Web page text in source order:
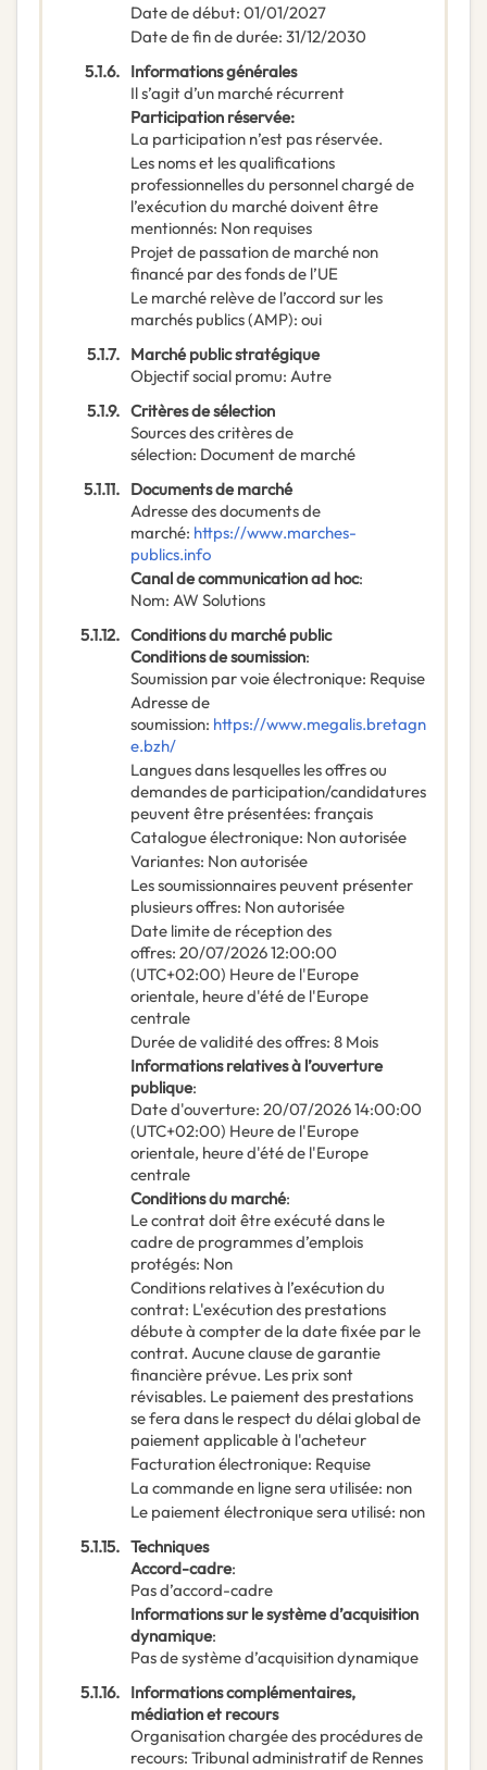
Date de début: 01/01/2027
Date de fin de durée: 31/12/2030
5.1.6. Informations générales
Il s’agit d’un marché récurrent
Participation réservée:
La participation n’est pas réservée.
Les noms et les qualifications
professionnelles du personnel chargé de
l’exécution du marché doivent être
mentionnés: Non requises
Projet de passation de marché non
financé par des fonds de l’UE
Le marché relève de l’accord sur les
marchés publics (AMP): oui
5.1.7. Marché public stratégique
Objectif social promu: Autre
5.1.9. Critères de sélection
Sources des critères de
sélection: Document de marché
5.1.11. Documents de marché
Adresse des documents de
marché: https://www.marches-
publics.info
Canal de communication ad hoc:
Nom: AW Solutions
5.1.12. Conditions du marché public
Conditions de soumission:
Soumission par voie électronique: Requise
Adresse de
soumission: https://www.megalis.bretagn
e.bzh/
Langues dans lesquelles les offres ou
demandes de participation/candidatures
peuvent être présentées: français
Catalogue électronique: Non autorisée
Variantes: Non autorisée
Les soumissionnaires peuvent présenter
plusieurs offres: Non autorisée
Date limite de réception des
offres: 20/07/202612:00:00
(UTC+02:00) Heure de l'Europe
orientale, heure d'été de l'Europe
centrale
Durée de validité des offres: 8 Mois
Informations relatives à l’ouverture
publique:
Date d'ouverture: 20/07/202614:00:00
(UTC+02:00) Heure de l'Europe
orientale, heure d'été de l'Europe
centrale
Conditions du marché:
Le contrat doit être exécuté dans le
cadre de programmes d’emplois
protégés: Non
Conditions relatives à l’exécution du
contrat: L'exécution des prestations
débute à compter de la date fixée par le
contrat. Aucune clause de garantie
financière prévue. Les prix sont
révisables. Le paiement des prestations
se fera dans le respect du délai global de
paiement applicable à l'acheteur
Facturation électronique: Requise
La commande en ligne sera utilisée: non
Le paiement électronique sera utilisé: non
5.1.15. Techniques
Accord-cadre:
Pas d’accord-cadre
Informations sur le système d’acquisition
dynamique:
Pas de système d’acquisition dynamique
5.1.16. Informations complémentaires,
médiation et recours
Organisation chargée des procédures de
recours: Tribunal administratif de Rennes